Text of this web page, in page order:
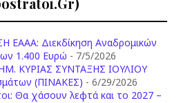
Διεκδίκηση Αναδρομικών
1.400 Ευρώ - 7/5/2026
ΚΥΡΙΑΣ ΣΥΝΤΑΞΗΣ ΙΟΥΛΙΟΥ
(ΠΙΝΑΚΕΣ) - 6/29/2026
Θα χάσουν λεφτά και το 2027 –